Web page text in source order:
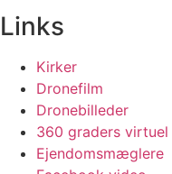
Links
Kirker
Dronefilm
Dronebilleder
360 graders
Ejendomsmæglere